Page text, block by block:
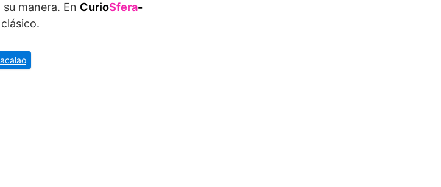
manera. En CurioSfera-
clásico.